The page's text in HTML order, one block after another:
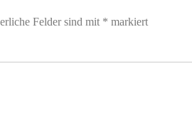
Felder sind mit * markiert